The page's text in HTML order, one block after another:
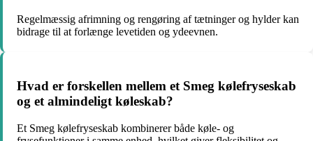
Regelmæssig afrimning og rengøring af tætninger og hylder kan
bidrage til at forlænge levetiden og ydeevnen.
Hvad er forskellen mellem et Smeg kølefryseskab
og et almindeligt køleskab?
Et Smeg kølefryseskab kombinerer både køle- og